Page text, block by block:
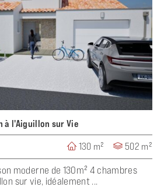
l'Aiguillon sur Vie
130 m² 502 m²
moderne de 130m² 4 chambres
sur vie, idéalement ...